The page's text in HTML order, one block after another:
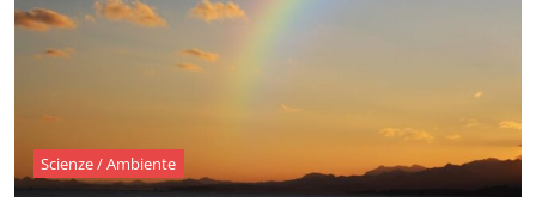
Scienze / Ambiente